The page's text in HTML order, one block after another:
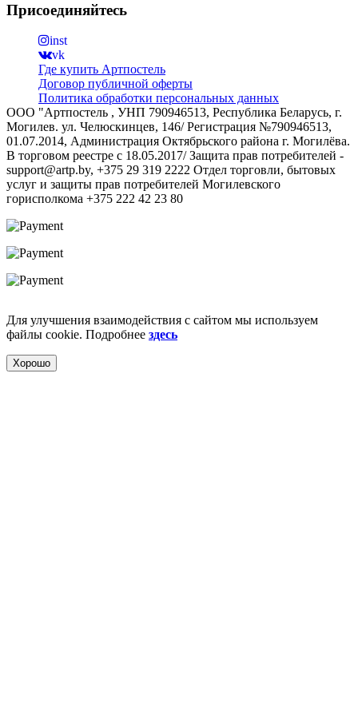
Присоединяйтесь
inst
vk
Где купить Артпостель
Договор публичной оферты
Политика обработки персональных данных
ООО "Артпостель , УНП 790946513, Республика Беларусь, г.
Могилев. ул. Челюскинцев, 146/ Регистрация №790946513,
01.07.2014, Администрация Октябрьского района г. Могилёва.
В торговом реестре с 18.05.2017/ Защита прав потребителей -
support@artp.by, +375 29 319 2222 Отдел торговли, бытовых
услуг и защиты прав потребителей Могилевского
горисполкома +375 222 42 23 80
Для улучшения взаимодействия с сайтом мы используем
файлы cookie. Подробнее здесь
Хорошо